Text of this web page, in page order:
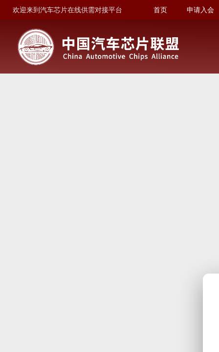
欢迎来到汽车芯片在线供需对接平台 首页 申请入会